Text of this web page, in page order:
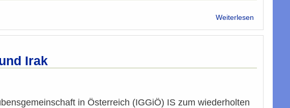
Weiterlesen
Stimmen
Irak
in Österreich (IGGiÖ) IS zum wiederholten